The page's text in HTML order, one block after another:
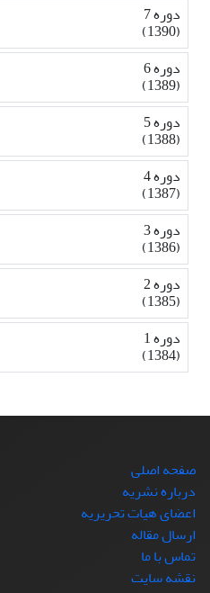
دوره 7
(1390)
دوره 6
(1389)
دوره 5
(1388)
دوره 4
(1387)
دوره 3
(1386)
دوره 2
(1385)
دوره 1
(1384)
صفحه اصلی
درباره نشریه
اعضای هیات تحریریه
ارسال مقاله
تماس با ما
نقشه سایت